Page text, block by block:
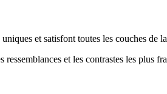
et satisfont toutes les couches de
ressemblances et les contrastes les plus